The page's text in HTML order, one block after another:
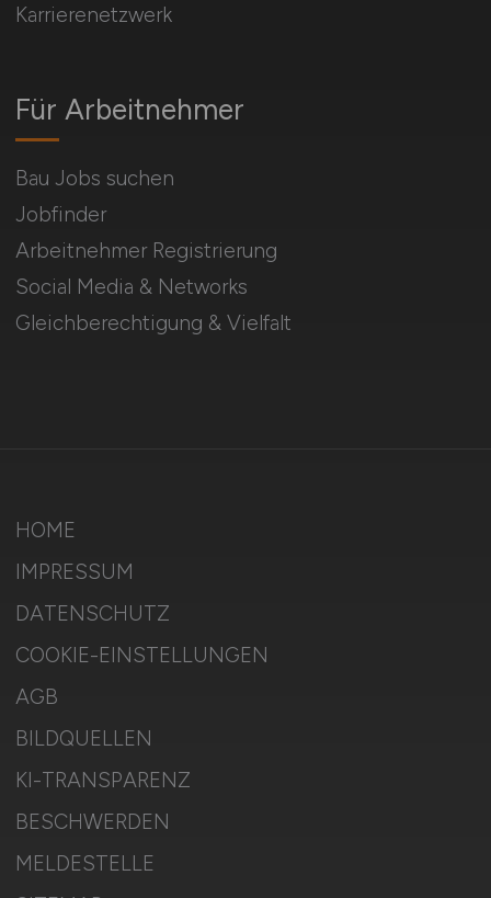
Für Arbeitnehmer
Bau Jobs suchen
Jobfinder
Arbeitnehmer Registrierung
Social Media & Networks
Gleichberechtigung & Vielfalt
Karrierenetzwerk
HOME
IMPRESSUM
DATENSCHUTZ
COOKIE-EINSTELLUNGEN
AGB
BILDQUELLEN
KI-TRANSPARENZ
BESCHWERDEN
MELDESTELLE